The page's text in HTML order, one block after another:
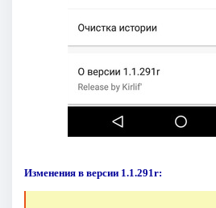
Изменения в версии 1.1.291r: